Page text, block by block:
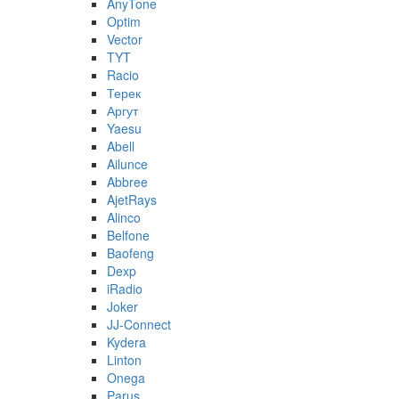
Optim
Vector
TYT
Racio
Терек
Аргут
Yaesu
Abell
Ailunce
Abbree
AjetRays
Alinco
Belfone
Baofeng
Dexp
iRadio
Joker
JJ-Connect
Kydera
Linton
Onega
Parus